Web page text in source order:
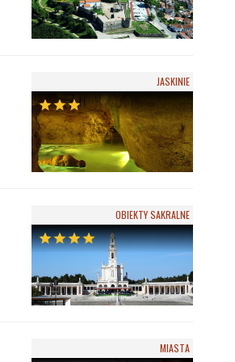
JASKINIE
starstarstar
OBIEKTY SAKRALNE
starstarstarstar
MIASTA